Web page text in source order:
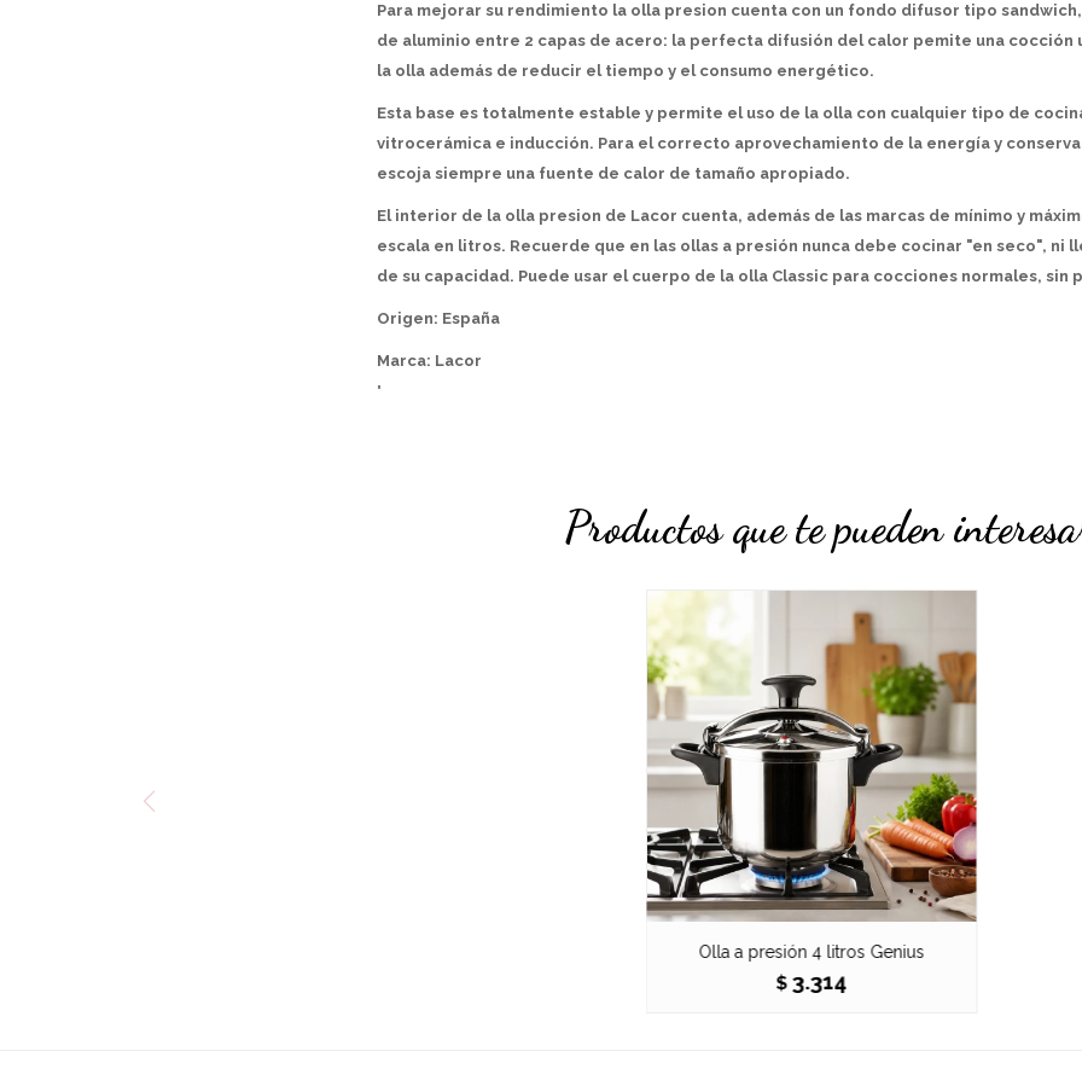
Para mejorar su rendimiento la olla presion cuenta con un fondo difusor tipo
de aluminio entre 2 capas de acero: la perfecta difusión del calor pemite una cocción
la olla además de reducir el tiempo y el consumo energético.
Esta base es totalmente estable y permite el uso de la olla con cualquier tipo de
vitrocerámica e inducción. Para el correcto aprovechamiento de la energía y
escoja siempre una fuente de calor de tamaño apropiado.
El interior de la olla presion de Lacor cuenta, además de las marcas de mínimo y
escala en litros. Recuerde que en las ollas a presión nunca debe cocinar "en seco", ni
de su capacidad. Puede usar el cuerpo de la olla Classic para cocciones normales, sin
Origen: España
Marca: Lacor
"
Productos que te pueden
Olla a presión 4 litros Genius
$ 3.314